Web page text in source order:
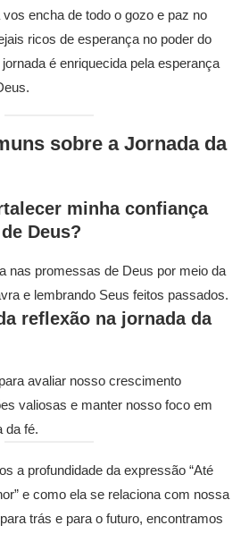
encha de todo o gozo e paz no
ricos de esperança no poder do
é enriquecida pela esperança
sobre a Jornada da
minha confiança
Deus?
nas promessas de Deus por meio da
e lembrando Seus feitos passados.
reflexão na jornada da
avaliar nosso crescimento
valiosas e manter nosso foco em
da fé.
a profundidade da expressão “Até
e como ela se relaciona com nossa
trás e para o futuro, encontramos